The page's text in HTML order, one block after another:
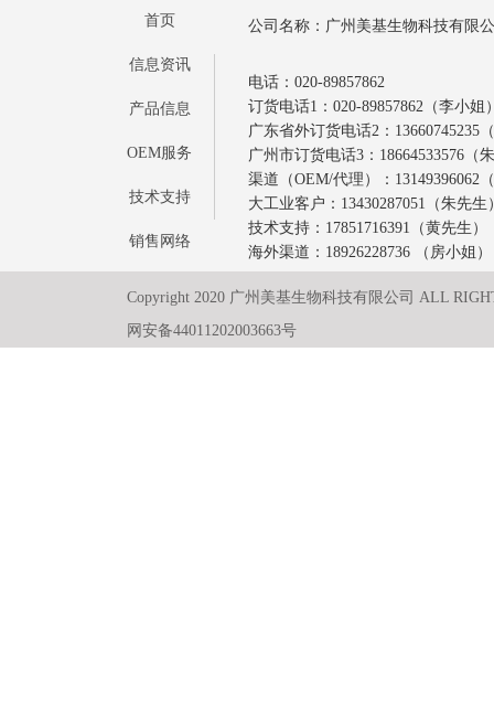
首页
信息资讯
产品信息
OEM服务
技术支持
销售网络
公司名称：广州美基生物科技有限
电话：020-89857862
订货电话1：020-89857862（李小姐
广东省外订货电话2：13660745235
广州市订货电话3：18664533576（
渠道（OEM/代理）：13149396062
大工业客户：13430287051（朱先生
技术支持：17851716391（黄先生）
海外渠道：18926228736 （房小姐）
Copyright 2020 广州美基生物科技有限公司 ALL
网安备44011202003663号